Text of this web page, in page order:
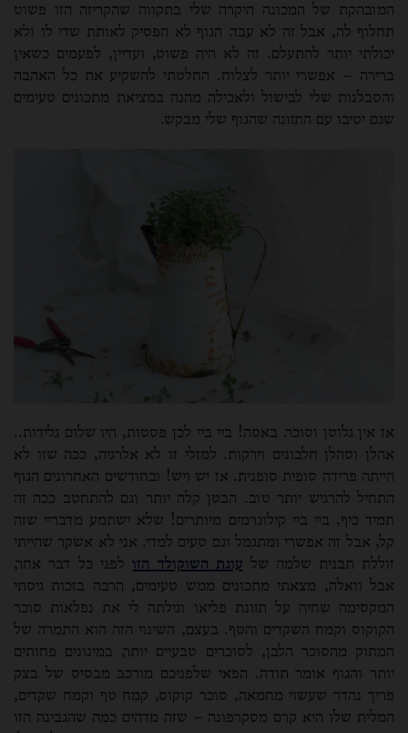
המובהקת של המכונה היקרה שלי בתקווה שהקריזה הזו פשוט
תחלוף לה, אבל זה לא עבד. הגוף לא הפסיק לאותת שדי לו ולא
יכולתי יותר להתעלם. זה לא היה פשוט, ועדיין, לפעמים כשאין
ברירה – אפשרי יותר לצלוח. החלטתי להשקיע את כל האהבה
והסבלנות שלי לבישול ולאכילה מהנה במציאת מתכונים טעימים
שגם יטיבו עם התזונה שהגוף שלי מבקש.
אז אין גלוטן וסוכר. באסה! ביי ביי לכן פסטות, היו שלום גלידות..
אהלן וסהלן חלבונים וירקות. למזלי זו לא אלרגיה, ככה שזו לא
הייתה פרידה סופית סופנית. אז יש ויש! ובחודשים האחרונים הגוף
התחיל להרגיש יותר טוב. הבטן קלה יותר וגם להתחטב ככה זה
תמיד כיף, ביי ביי קילוגרמים מיותרים! שלא ישתמע מדבריי שזה
קל, אבל זה אפשרי ומתגמל וגם טעים למדי. אני לא אשקר שהייתי
זוללת תבנית שלמה של עוגת השוקולד הזולפני כל דבר אחר,
אבל וואלה, מצאתי מתכונים ממש טעימים, הרבה בזכות גיסתי
המקסימה שחיה על תזונת פליאו וגילתה לי את נפלאות סוכר
הקוקוס וקמח השקדים והטף. בעצם, השינוי הזה הוא התמרה של
המתוק מהסוכר הלבן, לסוכרים טבעיים יותר, במינונים פחותים
יותר והגוף אומר תודה. הפאי שלפניכם מורכב מבסיס של בצק
פריך נהדר שעשוי מחמאה, סוכר קוקוס, קמח טף וקמח שקדים,
המלית שלו היא קרם מסקרפונה – שזה מדהים כמה שהגבינה הזו